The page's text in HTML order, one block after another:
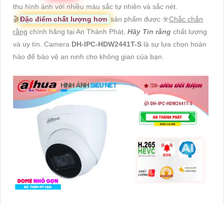
thu hình ảnh với nhiều màu sắc tự nhiên và sắc nét.
🎬Đặc điểm chất lượng hơn sản phẩm được ☣️Chắc chắn
rằngchính hãng tại An Thành Phát, Hãy Tin rằng chất lượng
và uy tín. Camera DH-IPC-HDW2441T-S là sự lựa chọn hoàn
hảo để bảo vệ an ninh cho không gian của bạn.